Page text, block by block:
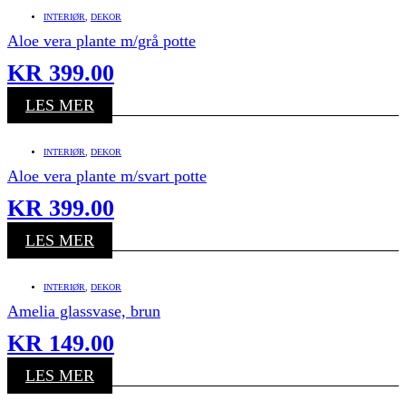
INTERIØR DEKOR
Aloe vera plante m/grå potte
KR 399.00
LES MER
INTERIØR DEKOR
Aloe vera plante m/svart potte
KR 399.00
LES MER
INTERIØR DEKOR
Amelia glassvase, brun
KR 149.00
LES MER